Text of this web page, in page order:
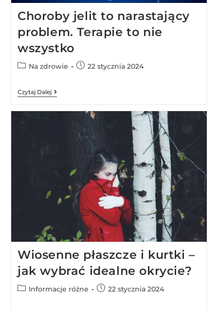
Choroby jelit to narastający
problem. Terapie to nie
wszystko
Na zdrowie 22 stycznia 2024
Czytaj Dalej
Wiosenne płaszcze i kurtki –
jak wybrać idealne okrycie?
Informacje różne 22 stycznia 2024